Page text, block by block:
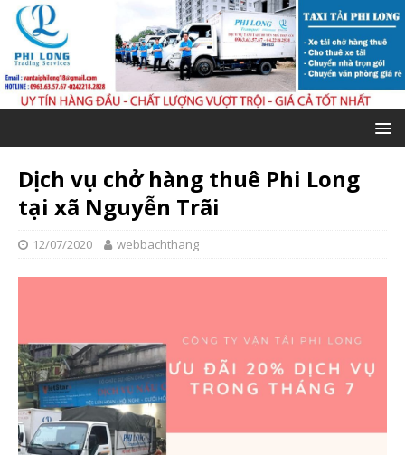
Dịch vụ chở hàng thuê Phi Long
tại xã Nguyễn Trãi
12/07/2020 webbachthang